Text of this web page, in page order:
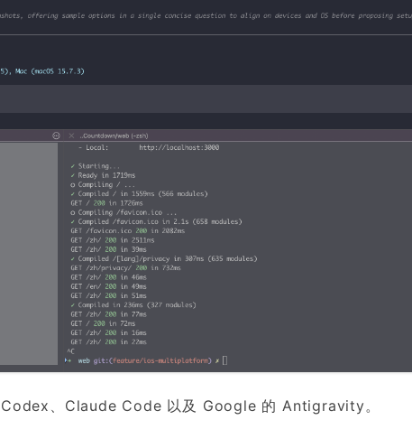
Codex、Claude Code 以及 Google 的 Antigravity。